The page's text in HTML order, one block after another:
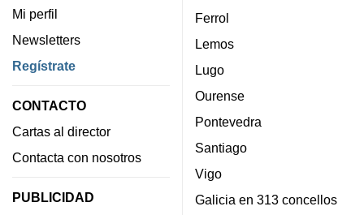
Mi perfil
Newsletters
Regístrate
CONTACTO
Cartas al director
Contacta con nosotros
PUBLICIDAD
Ferrol
Lemos
Lugo
Ourense
Pontevedra
Santiago
Vigo
Galicia en 313 concellos